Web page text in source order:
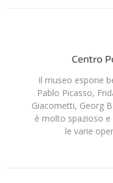
Centro
Il museo espone
Pablo Picasso,
Giacometti, Georg
è molto spazioso
le varie